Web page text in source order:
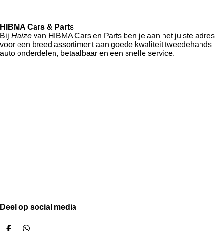
HIBMA Cars & Parts
Bij Haize van HIBMA Cars en Parts ben je aan het juiste adres
voor een breed assortiment aan goede kwaliteit tweedehands
auto onderdelen, betaalbaar en een snelle service.
Deel op social media